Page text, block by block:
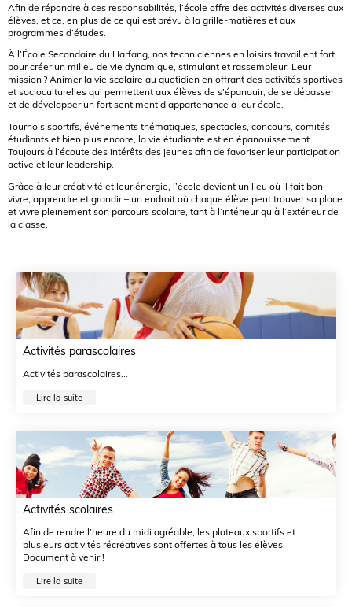
Afin de répondre à ces responsabilités, l’école offre des activités diverses aux
élèves, et ce, en plus de ce qui est prévu à la grille-matières et aux
programmes d’études.
À l’École Secondaire du Harfang, nos techniciennes en loisirs travaillent fort
pour créer un milieu de vie dynamique, stimulant et rassembleur. Leur
mission ? Animer la vie scolaire au quotidien en offrant des activités sportives
et socioculturelles qui permettent aux élèves de s’épanouir, de se dépasser
et de développer un fort sentiment d’appartenance à leur école.
Tournois sportifs, événements thématiques, spectacles, concours, comités
étudiants et bien plus encore, la vie étudiante est en épanouissement.
Toujours à l’écoute des intérêts des jeunes afin de favoriser leur participation
active et leur leadership.
Grâce à leur créativité et leur énergie, l’école devient un lieu où il fait bon
vivre, apprendre et grandir – un endroit où chaque élève peut trouver sa place
et vivre pleinement son parcours scolaire, tant à l’intérieur qu’à l’extérieur de
la classe.
Activités parascolaires
Activités parascolaires...
Lire la suite
Activités scolaires
Afin de rendre l’heure du midi agréable, les plateaux sportifs et
plusieurs activités récréatives sont offertes à tous les élèves.
Document à venir !
Lire la suite